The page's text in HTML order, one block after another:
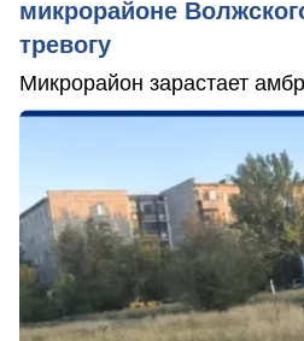
микрорайоне
тревогу
Микрорайон зарастает